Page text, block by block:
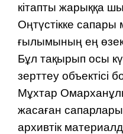
кітапты жарыққа
Оңтүстікке сапары
ғылымының ең
Бұл тақырып осы
зерттеу объектісі
Мұхтар
жасаған
архивтік